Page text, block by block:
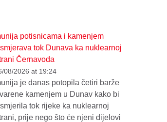
potisnicama i kamenjem
tok Dunava ka nuklearnoj
Černavoda
08/2026 at 19:24
je danas potopila četiri barže
kamenjem u Dunav kako bi
tok rijeke ka nuklearnoj
prije nego što će njeni dijelovi